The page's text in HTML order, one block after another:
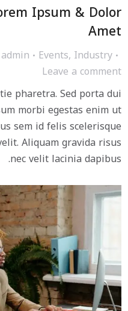
Ipsum & Dolor
Amet
Events, Industry
admin
Leave a comment
pharetra. Sed porta dui
morbi egestas enim ut
sem id felis scelerisque
Aliquam gravida risus
nec velit lacinia dapibus.